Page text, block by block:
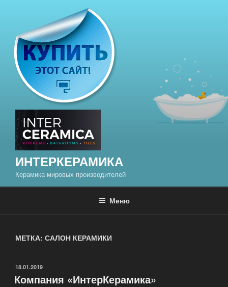
содержимому
ИНТЕРКЕРАМИКА
Керамика мировых производителей
Меню
МЕТКА: САЛОН КЕРАМИКИ
ОПУБЛИКОВАНО
18.01.2019
Компания «ИнтерКерамика»